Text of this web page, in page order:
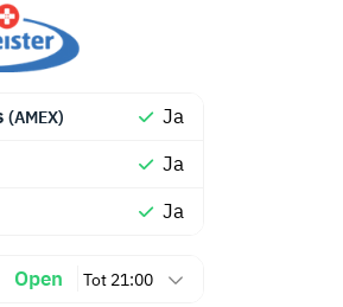
(AMEX)
Ja
Ja
Ja
Open Tot 21:00